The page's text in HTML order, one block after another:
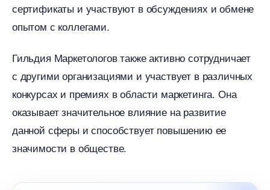
сертификаты и участвуют в обсуждениях и обмене
опытом с коллегами.​
Гильдия Маркетологов также активно сотрудничает
с другими организациями и участвует в различных
конкурсах и премиях в области маркетинга.​ Она
оказывает значительное влияние на развитие
данной сферы и способствует повышению ее
значимости в обществе.